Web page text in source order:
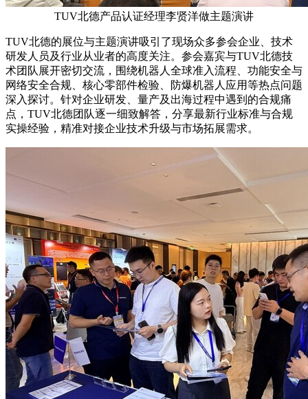
TUV北德产品认证经理李贤洋做主题演讲
TUV北德的展位与主题演讲吸引了现场众多参会企业、技术
研发人员及行业从业者的高度关注。参会嘉宾与TUV北德技
术团队展开密切交流，围绕机器人全球准入流程、功能安全与
网络安全合规、核心零部件检验、防爆机器人应用等热点问题
深入探讨。针对企业研发、量产及出海过程中遇到的合规痛
点，TUV北德团队逐一细致解答，分享最新行业标准与合规
实操经验，精准对接企业技术升级与市场拓展需求。